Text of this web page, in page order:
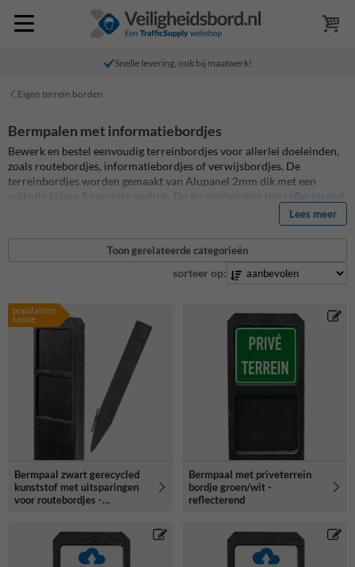
Snelle levering, ook bij maatwerk!
Eigen terrein borden
Bermpalen met informatiebordjes
Bewerk en bestel eenvoudig terreinbordjes voor allerlei doeleinden,
zoals routebordjes, informatiebordjes of verwijsbordjes. De
terreinbordjes worden gemaakt van Alupanel 2mm dik met een
volledig klasse 3 geprinte opdruk. De terreinbordjes zijn reflecterend
en standaard afgewerkt met een anti-graffiti laminaat. Combineer de
bordjes met onze bermpalen van verzwaard gerecycled kunststof. Een
onderhoudsvrij product met een extreem lange levensduur. Enkel- of
dubbelzijdig uit te voeren.
Lees meer
Toon gerelateerde categorieën
sorteer op:
populairste
keuze
Bermpaal zwart gerecycled
kunststof met uitsparingen
voor routebordjes -
Bermpaal met priveterrein
bordje groen/wit -
reflecterend